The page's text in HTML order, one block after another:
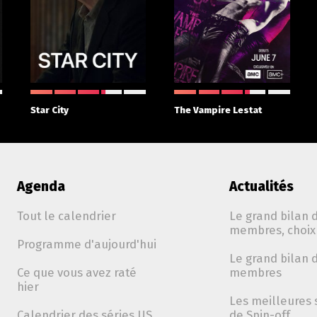
Star City The Vampire Lestat
Agenda
Tout le calendrier
Programme d'aujourd'hui
Ce que vous avez raté
hier
Actualités
Le grand bilan
membres,
Le grand bilan
membres
Les meilleures